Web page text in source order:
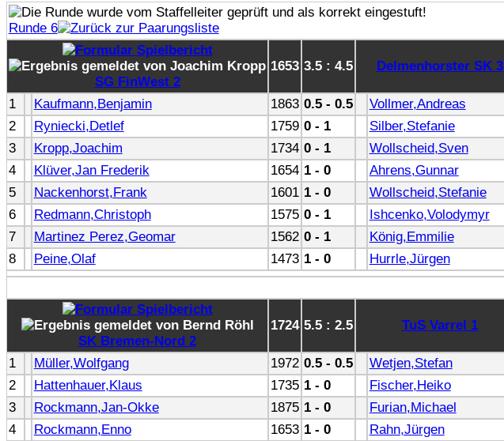
Runde 6
SG FinWest 2
1653 3.5 : 4.5 Delmenhorster SK 3
1 Kaufmann,Benjamin 1863 0.5 - 0.5 Vollmer,Andreas
2
Ryniecki,Detlef 1759 0 - 1 Silber,Stefanie
3
Kropp,Joachim 1734 0 - 1 Wollscheid,Sven
4
Klüver,Jan Frederik 1654 1 - 0 Ahrens,Gunnar
5
Nackenhorst,Frank 1601 1 - 0 Wollscheid,Stefanie
6
Redmann,Christoph 1575 0 - 1 Ishcenko,Volodymyr
7
Martinez Perez,Geomar 1562 0 - 1 König,Emmilie
8
Peine,Olaf 1473 1 - 0 Hurrle,Jürgen
SK Bremen-Nord 2
1724 5.5 : 2.5 TuS Varrel 1
1 Müller,Wolfgang 1972 0.5 - 0.5 Wetjen,Stefan
2
Hattenhauer,Klaus 1735 1 - 0 Fischer,Heiko
3
Rockmann,Jan-Okke 1875 1 - 0 Furian,Michael
4
Rockmann,Enno 1653 1 - 0 Rahn,Jürgen